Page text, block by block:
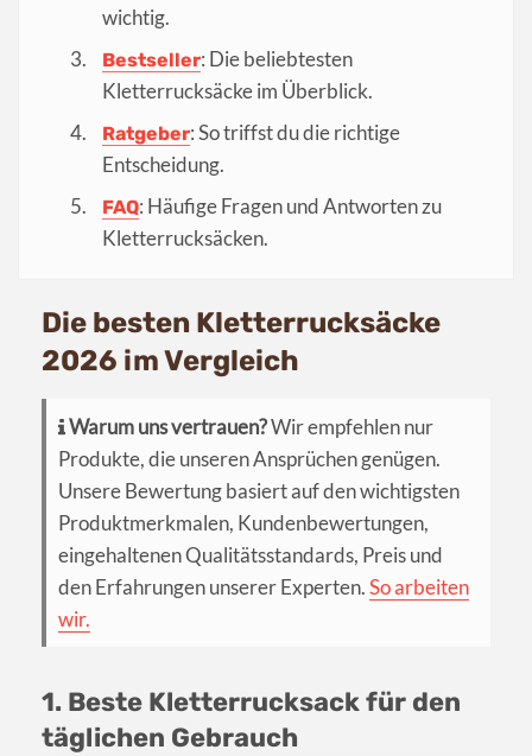
wichtig.
Bestseller: Die beliebtesten
Kletterrucksäcke im Überblick.
Ratgeber: So triffst du die richtige
Entscheidung.
FAQ: Häufige Fragen und Antworten zu
Kletterrucksäcken.
Die besten Kletterrucksäcke
2026 im Vergleich
Warum uns vertrauen?Wir empfehlen nur
Produkte, die unseren Ansprüchen genügen.
Unsere Bewertung basiert auf den wichtigsten
Produktmerkmalen, Kundenbewertungen,
eingehaltenen Qualitätsstandards, Preis und
den Erfahrungen unserer Experten.So arbeiten
wir.
1. Beste Kletterrucksack für den
täglichen Gebrauch